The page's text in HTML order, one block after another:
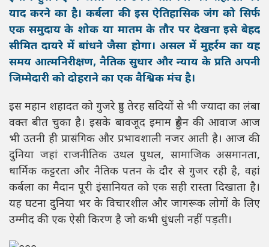
याद करने का है। कर्बला की इस ऐतिहासिक जंग को सिर्फ
एक समुदाय के शोक या मातम के तौर पर देखना इसे बेहद
सीमित दायरे में बांधने जैसा होगा। असल में मुहर्रम का यह
समय आत्मनिरीक्षण, नैतिक सुधार और न्याय के प्रति अपनी
जिम्मेदारी को दोहराने का एक वैश्विक मंच है।
इस महान शहादत को गुजरे हुए तेरह सदियों से भी ज्यादा का लंबा
वक्त बीत चुका है। इसके बावजूद इमाम हुसैन की आवाज आज
भी उतनी ही प्रासंगिक और प्रभावशाली नजर आती है। आज की
दुनिया जहां राजनीतिक उथल पुथल, सामाजिक असमानता,
धार्मिक कट्टरता और नैतिक पतन के दौर से गुजर रही है, वहां
कर्बला का मैदान पूरी इंसानियत को एक सही रास्ता दिखाता है।
यह घटना दुनिया भर के विचारशील और जागरूक लोगों के लिए
उम्मीद की एक ऐसी किरण है जो कभी धुंधली नहीं पड़ती।